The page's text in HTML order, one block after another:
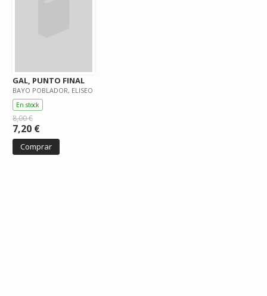
GAL, PUNTO FINAL
BAYO POBLADOR, ELISEO
En stock
8,00 €
7,20 €
Comprar